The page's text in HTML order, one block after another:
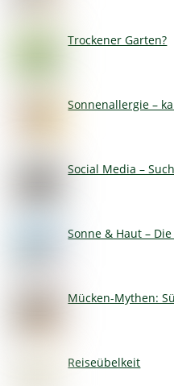
Trockener Garten?
Sonnenallergie –
Social Media –
Sonne & Haut –
Mücken-Mythen:
Reiseübelkeit